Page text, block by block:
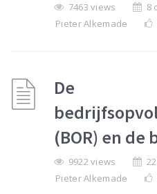
7463 views
8
Pieter Alkemade
De
(BOR) en de
9922 views
Pieter Alkemade